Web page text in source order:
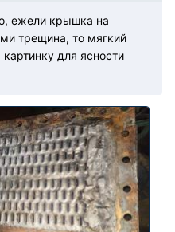
ежели крышка на
трещина, то мягкий
для ясности